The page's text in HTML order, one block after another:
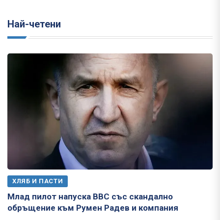
Най-четени
ХЛЯБ И ПАСТИ
Млад пилот напуска ВВС със скандално
обръщение към Румен Радев и компания